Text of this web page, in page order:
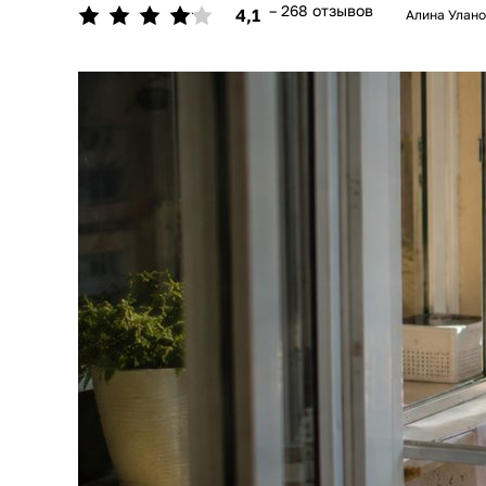
4,1 – 268 отзывов Алина